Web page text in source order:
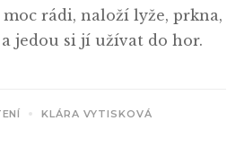
rádi, naloží lyže, prkna,
jedou si jí užívat do hor.
KLÁRA VYTISKOVÁ